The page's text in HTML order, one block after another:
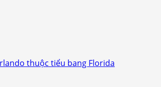
thuộc tiểu bang Florida